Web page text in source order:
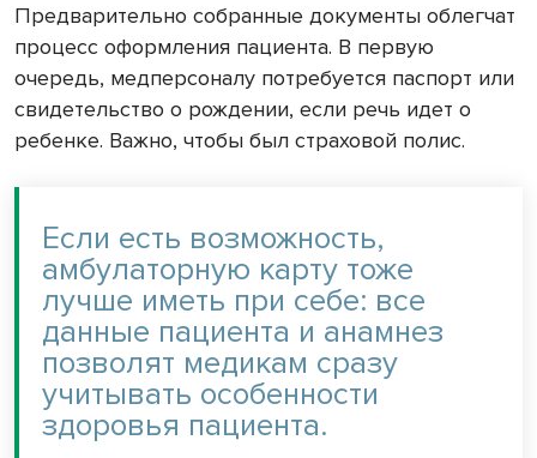
Предварительно собранные документы облегчат
процесс оформления пациента. В первую
очередь, медперсоналу потребуется паспорт или
свидетельство о рождении, если речь идет о
ребенке. Важно, чтобы был страховой полис.
Если есть возможность,
амбулаторную карту тоже
лучше иметь при себе: все
данные пациента и анамнез
позволят медикам сразу
учитывать особенности
здоровья пациента.